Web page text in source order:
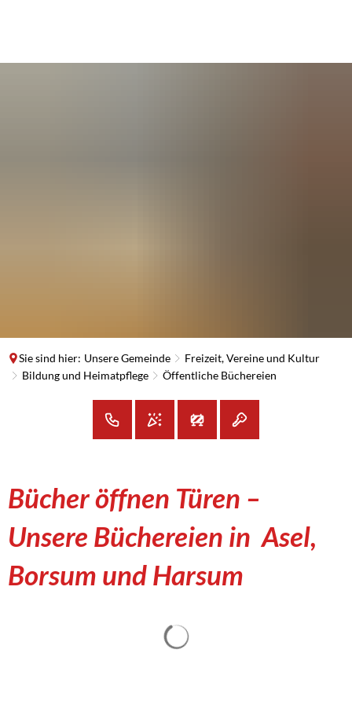
Sie sind hier: Unsere Gemeinde
Freizeit, Vereine und Kultur
Bildung und Heimatpflege
Öffentliche Büchereien
Öffentliche
Büchereien
Bücher öffnen Türen –
Unsere Büchereien in Asel,
Borsum und Harsum